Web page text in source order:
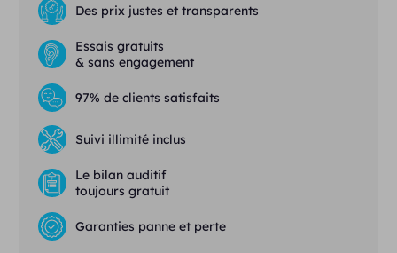
Des prix justes et transparents
Essais gratuits
& sans engagement
97% de clients satisfaits
Suivi illimité inclus
Le bilan auditif
toujours gratuit
Garanties panne et perte